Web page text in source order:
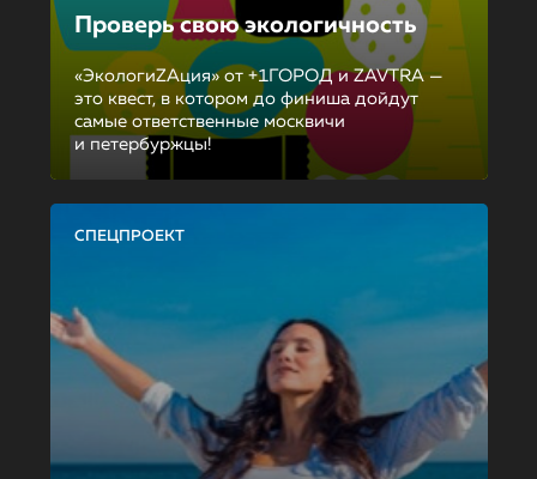
Проверь свою экологичность
«ЭкологиZAция» от +1ГОРОД и ZAVTRA —
это квест, в котором до финиша дойдут
самые ответственные москвичи
и петербуржцы!
СПЕЦПРОЕКТ